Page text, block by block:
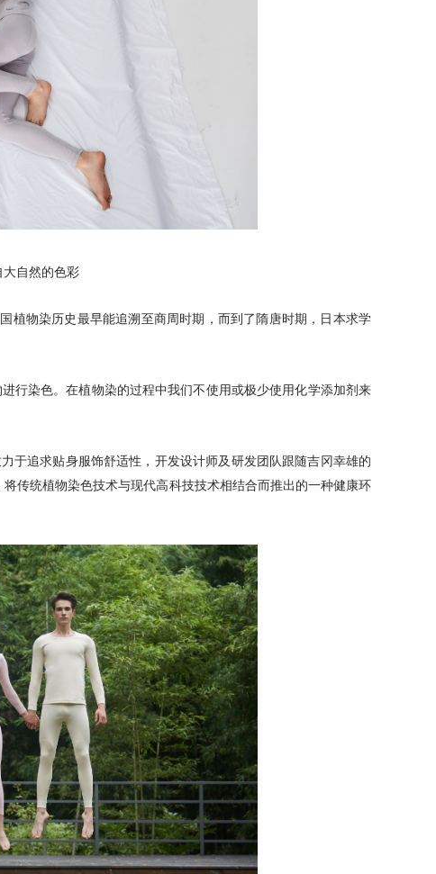
自然的色彩
植物染历史最早能追溯至商周时期，而到了隋唐时期，日本求学
行染色。在植物染的过程中我们不使用或极少使用化学添加剂来
于追求贴身服饰舒适性，开发设计师及研发团队跟随吉冈幸雄的
传统植物染色技术与现代高科技技术相结合而推出的一种健康环